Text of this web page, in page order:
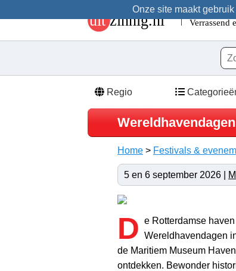
Onze site maakt
Regio
Home > Festivals &
5 en 6 september 2026 |
D e Rotterdamse
Wereldhavendagen
de Maritiem Museum
ontdekken. Bewonder